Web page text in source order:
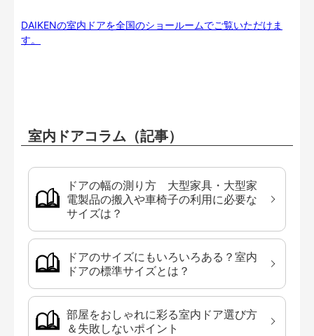
DAIKENの室内ドアを全国のショールームでご覧いただけま
す。
室内ドアコラム（記事）
ドアの幅の測り方 大型家具・大型家
電製品の搬入や車椅子の利用に必要な
サイズは？
ドアのサイズにもいろいろある？室内
ドアの標準サイズとは？
部屋をおしゃれに彩る室内ドア選び方
＆失敗しないポイント